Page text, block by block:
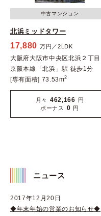
中古マンション
北浜ミッドタワー
17,880 万円／2LDK
大阪府大阪市中央区北浜２丁目
京阪本線「北浜」駅 徒歩1分
[専有面積] 73.53m2
月々 462,166 円
ボーナス
0 円
ニュース
2017年12月20日
◆年末年始の営業のお知らせ◆